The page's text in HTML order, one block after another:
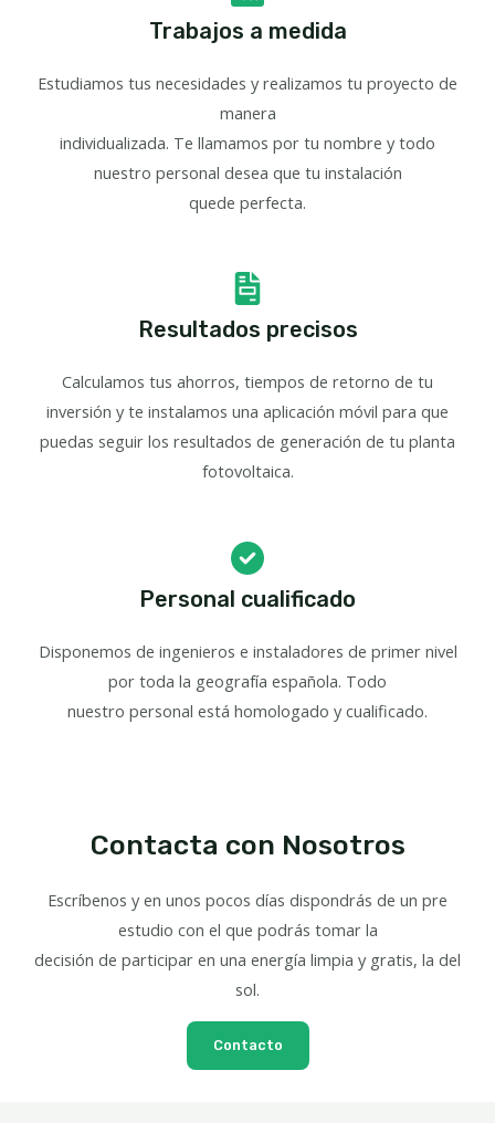
Trabajos a medida
Estudiamos tus necesidades y realizamos tu proyecto de
manera
individualizada. Te llamamos por tu nombre y todo
nuestro personal desea que tu instalación
quede perfecta.
Resultados precisos
Calculamos tus ahorros, tiempos de retorno de tu
inversión y te instalamos una aplicación móvil para que
puedas seguir los resultados de generación de tu planta
fotovoltaica.
Personal cualificado
Disponemos de ingenieros e instaladores de primer nivel
por toda la geografía española. Todo
nuestro personal está homologado y cualificado.
Contacta con Nosotros
Escríbenos y en unos pocos días dispondrás de un pre
estudio con el que podrás tomar la
decisión de participar en una energía limpia y gratis, la del
sol.
Contacto